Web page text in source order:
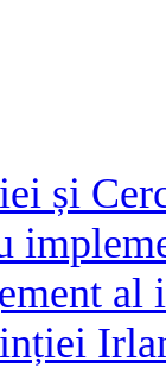
și